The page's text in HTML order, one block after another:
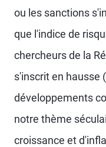
ou les sanctions
que l'indice de
chercheurs de la
s'inscrit en hausse
développements
notre thème
croissance et